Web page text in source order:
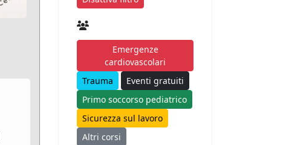
Emergenze
cardiovascolari
Trauma
Eventi gratuiti
Primo soccorso pediatrico
Sicurezza sul lavoro
Altri corsi